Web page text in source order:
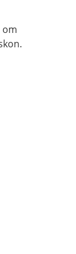
om